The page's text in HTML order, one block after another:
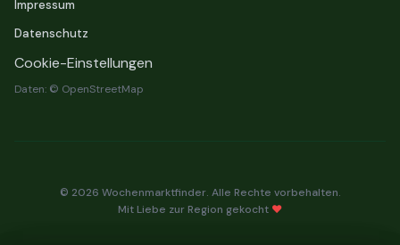
Impressum
Datenschutz
Cookie-Einstellungen
Daten: © OpenStreetMap
© 2026 Wochenmarktfinder. Alle Rechte vorbehalten.
Mit Liebe zur Region gekocht ❤